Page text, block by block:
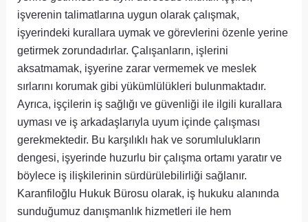
işverenin talimatlarına uygun olarak çalışmak,
işyerindeki kurallara uymak ve görevlerini özenle yerine
getirmek zorundadırlar. Çalışanların, işlerini
aksatmamak, işyerine zarar vermemek ve meslek
sırlarını korumak gibi yükümlülükleri bulunmaktadır.
Ayrıca, işçilerin iş sağlığı ve güvenliği ile ilgili kurallara
uyması ve iş arkadaşlarıyla uyum içinde çalışması
gerekmektedir. Bu karşılıklı hak ve sorumlulukların
dengesi, işyerinde huzurlu bir çalışma ortamı yaratır ve
böylece iş ilişkilerinin sürdürülebilirliği sağlanır.
Karanfiloğlu Hukuk Bürosu olarak, iş hukuku alanında
sunduğumuz danışmanlık hizmetleri ile hem